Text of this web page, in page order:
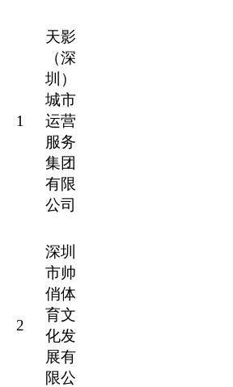
1
天影
（深
圳）
城市
运营
服务
集团
有限
公司
2
深圳
市帅
俏体
育文
化发
展有
限公